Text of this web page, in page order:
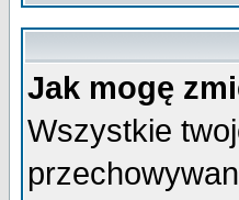
Jak mogę
Wszystkie